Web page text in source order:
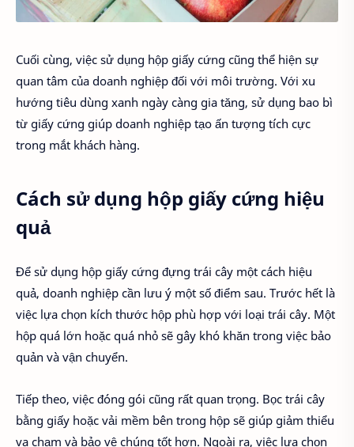
Cuối cùng, việc sử dụng hộp giấy cứng cũng thể hiện sự
quan tâm của doanh nghiệp đối với môi trường. Với xu
hướng tiêu dùng xanh ngày càng gia tăng, sử dụng bao bì
từ giấy cứng giúp doanh nghiệp tạo ấn tượng tích cực
trong mắt khách hàng.
Cách sử dụng hộp giấy cứng hiệu
quả
Để sử dụng hộp giấy cứng đựng trái cây một cách hiệu
quả, doanh nghiệp cần lưu ý một số điểm sau. Trước hết là
việc lựa chọn kích thước hộp phù hợp với loại trái cây. Một
hộp quá lớn hoặc quá nhỏ sẽ gây khó khăn trong việc bảo
quản và vận chuyển.
Tiếp theo, việc đóng gói cũng rất quan trọng. Bọc trái cây
bằng giấy hoặc vải mềm bên trong hộp sẽ giúp giảm thiểu
va chạm và bảo vệ chúng tốt hơn. Ngoài ra, việc lựa chọn